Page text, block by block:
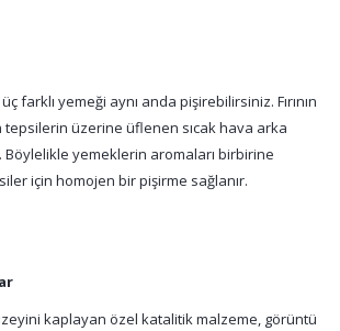
farklı yemeği aynı anda pişirebilirsiniz. Fırının
tepsilerin üzerine üflenen sıcak hava arka
yemeklerin aromaları birbirine
için homojen bir pişirme sağlanır.
kaplayan özel katalitik malzeme, görüntü